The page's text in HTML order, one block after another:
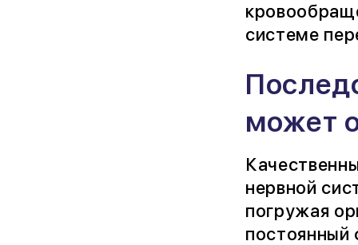
системе
может
нервной
погружая
постоянный